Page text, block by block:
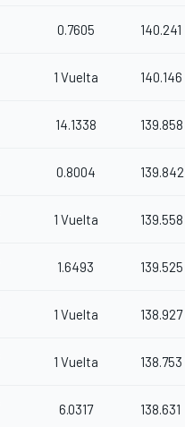
0.7605 140.241
1 Vuelta 140.146
14.1338 139.858
0.8004 139.842
1 Vuelta 139.558
1.6493 139.525
1 Vuelta 138.927
1 Vuelta 138.753
6.0317 138.631